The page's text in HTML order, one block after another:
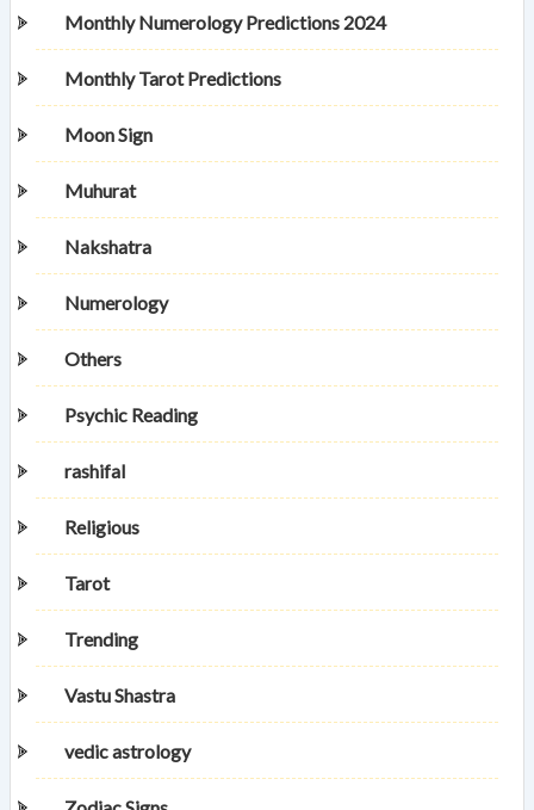
Monthly Numerology Predictions 2024
Monthly Tarot Predictions
Moon Sign
Muhurat
Nakshatra
Numerology
Others
Psychic Reading
rashifal
Religious
Tarot
Trending
Vastu Shastra
vedic astrology